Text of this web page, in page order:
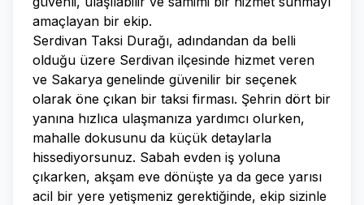
amaçlayan bir ekip.
Serdivan Taksi Durağı, adındandan da belli
olduğu üzere Serdivan ilçesinde hizmet veren
ve Sakarya genelinde güvenilir bir seçenek
olarak öne çıkan bir taksi firması. Şehrin dört bir
yanına hızlıca ulaşmanıza yardımcı olurken,
mahalle dokusunu da küçük detaylarla
hissediyorsunuz. Sabah evden iş yoluna
çıkarken, akşam eve dönüşte ya da gece yarısı
acil bir yere yetişmeniz gerektiğinde, ekip sizinle